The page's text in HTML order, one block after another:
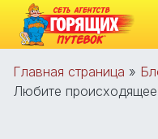
Главная страница »
Любите